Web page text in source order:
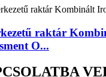
raktár
O...